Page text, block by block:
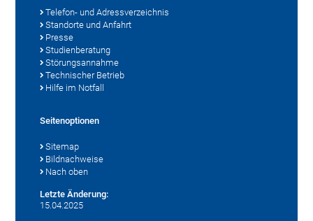
Telefon- und Adressverzeichnis
Standorte und Anfahrt
Presse
Studienberatung
Störungsannahme
Technischer Betrieb
Hilfe im Notfall
Seitenoptionen
Sitemap
Bildnachweise
Nach oben
Letzte Änderung:
15.04.2025